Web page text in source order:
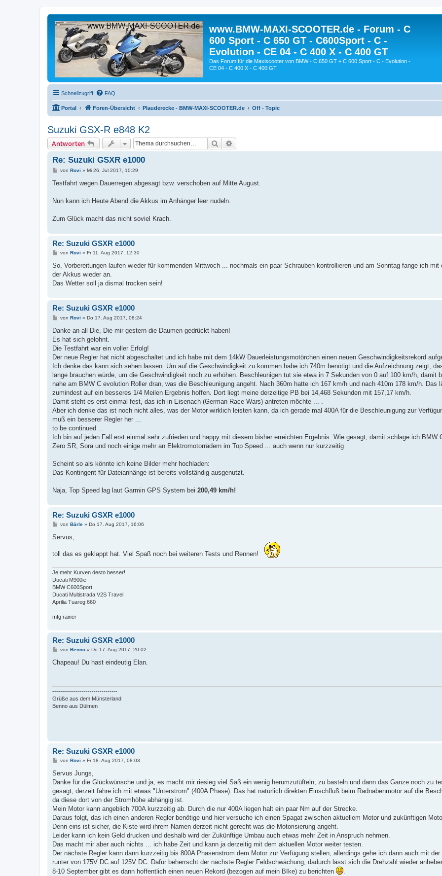
www.BMW-MAXI-SCOOTER.de - Forum - C
600 Sport - C 650 GT - C600Sport - C -
Evolution - CE 04 - C 400 X - C 400 GT
Das Forum für die Maxiscooter von BMW - C 650 GT + C 600 Sport - C - Evolution -
CE 04 - C 400 X - C 400 GT
Schnellzugriff FAQ
Portal Foren-Übersicht Plauderecke - BMW-MAXI-SCOOTER.de Off - Topic
Suzuki GSX-R e848 K2
Antworten Suche
Re: Suzuki GSXR e1000
B
i
a
von Rovi » Mi 26. Jul 2017, 10:29
Testfahrt wegen Dauerregen abgesagt bzw. verschoben auf Mitte August.
Nun kann ich Heute Abend die Akkus im Anhänger leer nudeln.
Zum Glück macht das nicht soviel Krach.
Re: Suzuki GSXR e1000
B
i
r
a
von Rovi » Fr 11. Aug 2017, 12:30
So, Vorbereitungen laufen wieder für kommenden Mittwoch ... nochmals ein paar Schrauben kontrollieren und am Sonntag fange ich mit
der Akkus wieder an.
Das Wetter soll ja dismal trocken sein!
Re: Suzuki GSXR e1000
B
i
r
a
von Rovi » Do 17. Aug 2017, 08:24
Danke an all Die, Die mir gestern die Daumen gedrückt haben!
Es hat sich gelohnt.
Die Testfahrt war ein voller Erfolg!
Der neue Regler hat nicht abgeschaltet und ich habe mit dem 14kW Dauerleistungsmotörchen einen neuen Geschwindigkeitsrekord
Ich denke das kann sich sehen lassen. Um auf die Geschwindigkeit zu kommen habe ich 740m benötigt und die Aufzeichnung zeigt,
lange brauchen würde, um die Geschwindigkeit noch zu erhöhen. Beschleunigen tut sie etwa in 7 Sekunden von 0 auf 100 km/h, damit
nahe am BMW C evolution Roller dran, was die Beschleunigung angeht. Nach 360m hatte ich 167 km/h und nach 410m 178 km/h. Das
zumindest auf ein besseres 1/4 Meilen Ergebnis hoffen. Dort liegt meine derzeitige PB bei 14,468 Sekunden mit 157,17 km/h.
Damit steht es erst einmal fest, das ich in Eisenach (German Race Wars) antreten möchte ... .
Aber ich denke das ist noch nicht alles, was der Motor wirklich leisten kann, da ich gerade mal 400A für die Beschleunigung zur
muß ein besserer Regler her ...
to be continued ...
Ich bin auf jeden Fall erst einmal sehr zufrieden und happy mit diesem bisher erreichten Ergebnis. Wie gesagt, damit schlage ich BMW
Zero SR, Sora und noch einige mehr an Elektromotorrädern im Top Speed ... auch wenn nur kurzzeitig
Scheint so als könnte ich keine Bilder mehr hochladen:
Das Kontingent für Dateianhänge ist bereits vollständig ausgenutzt.
Naja, Top Speed lag laut Garmin GPS System bei 200,49 km/h!
Re: Suzuki GSXR e1000
B
i
von Bärle» Do 17. Aug 2017, 16:06
Servus,
toll das es geklappt hat. Viel Spaß noch bei weiteren Tests und Rennen!
Je mehr Kurven desto besser!
Ducati M900ie
BMW C600Sport
Ducati Multistrada V2S Travel
Aprilia Tuareg 660
mfg rainer
Re: Suzuki GSXR e1000
B
i
von Benno» Do 17. Aug 2017, 20:02
Chapeau! Du hast eindeutig Elan.
---------------------------------
Grüße aus dem Münsterland
Benno aus Dülmen
Re: Suzuki GSXR e1000
B
i
r
a
von Rovi » Fr 18. Aug 2017, 08:03
Servus Jungs,
Danke für die Glückwünsche und ja, es macht mir riesieg viel Saß ein wenig herumzutüfteln, zu basteln und dann das Ganze noch zu
gesagt, derzeit fahre ich mit etwas "Unterstrom" (400A Phase). Das hat natürlich direkten Einschfluß beim Radnabenmotor auf die
da diese dort von der Stromhöhe abhängig ist.
Mein Motor kann angeblich 700A kurzzeitig ab. Durch die nur 400A liegen halt ein paar Nm auf der Strecke.
Daraus folgt, das ich einen anderen Regler benötige und hier versuche ich einen Spagat zwischen aktuellem Motor und zukünftigen
Denn eins ist sicher, die Kiste wird ihrem Namen derzeit nicht gerecht was die Motorisierung angeht.
Leider kann ich kein Geld drucken und deshalb wird der Zukünftige Umbau auch etwas mehr Zeit in Anspruch nehmen.
Das macht mir aber auch nichts ... ich habe Zeit und kann ja derzeitig mit dem aktuellen Motor weiter testen.
Der nächste Regler kann dann kurzzeitig bis 800A Phasenstrom dem Motor zur Verfügung stellen, allerdings gehe ich dann auch mit der
runter von 175V DC auf 125V DC. Dafür beherrscht der nächste Regler Feldschwächung, dadurch lässt sich die Drehzahl wieder
8-10 September gibt es dann hoffentlich einen neuen Rekord (bezogen auf mein BIke) zu berichten
.